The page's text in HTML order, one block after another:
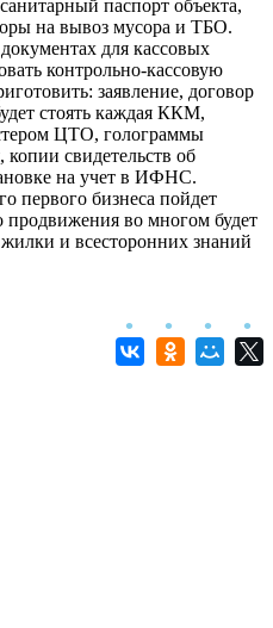
паспорт объекта,
на вывоз мусора и ТБО.
для кассовых
контрольно-кассовую
заявление, договор
стоять каждая ККМ,
ЦТО, голограммы
копии свидетельств об
на учет в ИФНС.
первого бизнеса пойдет
продвижения во многом будет
и всесторонних знаний